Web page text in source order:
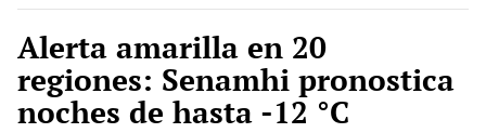
Alerta amarilla en 20
regiones: Senamhi pronostica
noches de hasta -12 °C